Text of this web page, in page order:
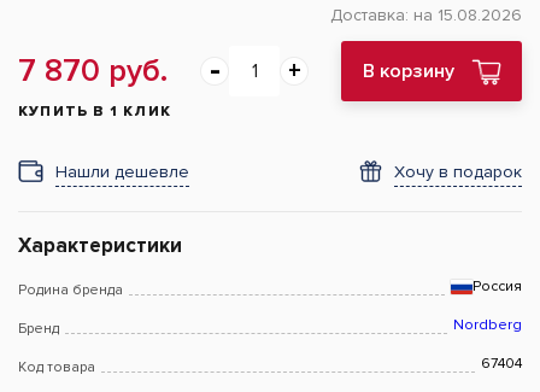
Доставка: на 15.08.2026
7 870 руб. В корзину
КУПИТЬ В 1 КЛИК
Нашли дешевле Хочу в подарок
Характеристики
Родина бренда Россия
Бренд Nordberg
Код товара 67404